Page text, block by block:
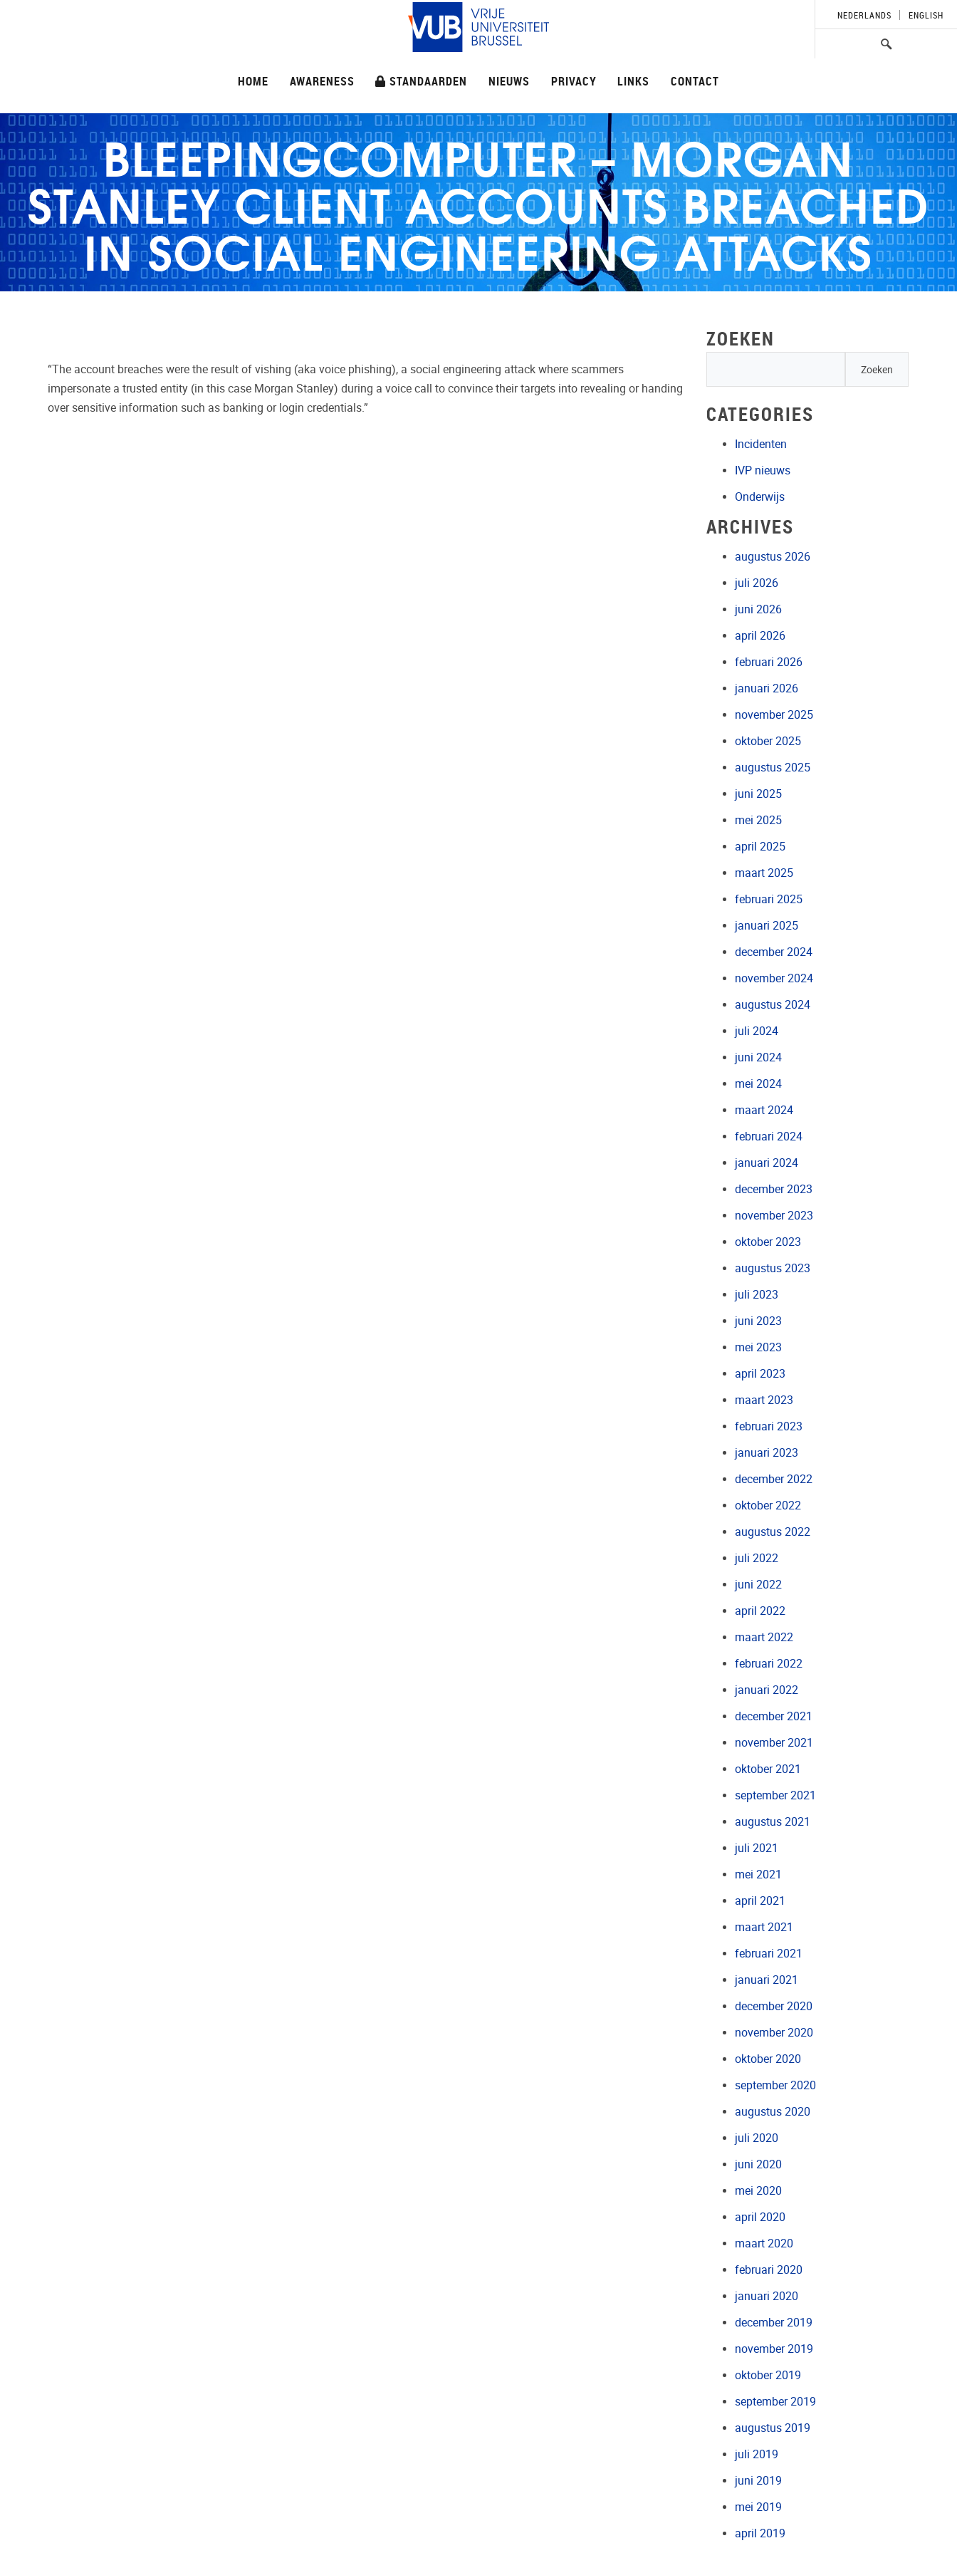
HOME AWARENESS STANDAARDEN NIEUWS PRIVACY LINKS CONTACT
NEDERLANDS ENGLISH
BLEEPINGCOMPUTER – MORGAN
STANLEY CLIENT ACCOUNTS BREACHED
IN SOCIAL ENGINEERING ATTACKS
“The account breaches were the result of vishing (aka voice phishing), a social engineering attack where scammers
impersonate a trusted entity (in this case Morgan Stanley) during a voice call to convince their targets into revealing or handing
over sensitive information such as banking or login credentials.”
ZOEKEN
CATEGORIES
Incidenten
IVP nieuws
Onderwijs
ARCHIVES
augustus 2026
juli 2026
juni 2026
april 2026
februari 2026
januari 2026
november 2025
oktober 2025
augustus 2025
juni 2025
mei 2025
april 2025
maart 2025
februari 2025
januari 2025
december 2024
november 2024
augustus 2024
juli 2024
juni 2024
mei 2024
maart 2024
februari 2024
januari 2024
december 2023
november 2023
oktober 2023
augustus 2023
juli 2023
juni 2023
mei 2023
april 2023
maart 2023
februari 2023
januari 2023
december 2022
oktober 2022
augustus 2022
juli 2022
juni 2022
april 2022
maart 2022
februari 2022
januari 2022
december 2021
november 2021
oktober 2021
september 2021
augustus 2021
juli 2021
mei 2021
april 2021
maart 2021
februari 2021
januari 2021
december 2020
november 2020
oktober 2020
september 2020
augustus 2020
juli 2020
juni 2020
mei 2020
april 2020
maart 2020
februari 2020
januari 2020
december 2019
november 2019
oktober 2019
september 2019
augustus 2019
juli 2019
juni 2019
mei 2019
april 2019